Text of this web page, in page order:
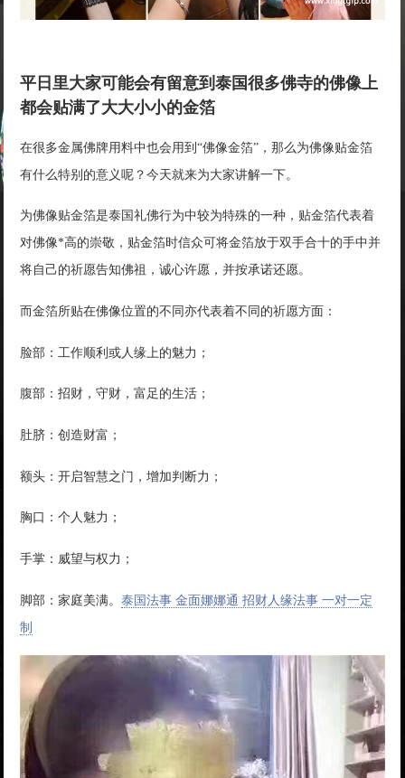
平日里大家可能会有留意到泰国很多佛寺的佛像上
都会贴满了大大小小的金箔
在很多金属佛牌用料中也会用到“佛像金箔”，那么为佛像贴金箔
有什么特别的意义呢？今天就来为大家讲解一下。
为佛像贴金箔是泰国礼佛行为中较为特殊的一种，贴金箔代表着
对佛像*高的崇敬，贴金箔时信众可将金箔放于双手合十的手中并
将自己的祈愿告知佛祖，诚心许愿，并按承诺还愿。
而金箔所贴在佛像位置的不同亦代表着不同的祈愿方面：
脸部：工作顺利或人缘上的魅力；
腹部：招财，守财，富足的生活；
肚脐：创造财富；
额头：开启智慧之门，增加判断力；
胸口：个人魅力；
手掌：威望与权力；
脚部：家庭美满。泰国法事 金面娜娜通 招财人缘法事 一对一定
制